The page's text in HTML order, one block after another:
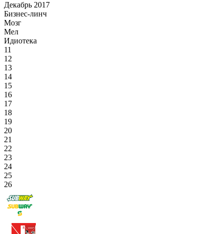
Декабрь 2017
Бизнес-линч
Мозг
Мел
Идиотека
11
12
13
14
15
16
17
18
19
20
21
22
23
24
25
26